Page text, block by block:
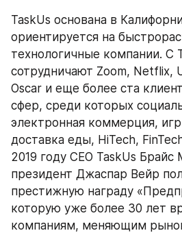
TaskUs основана в
ориентируется на
технологичные компании. С
сотрудничают Zoom, Netflix,
Oscar и еще более ста
сфер, среди которых
электронная коммерция,
доставка еды, HiTech,
2019 году CEO TaskUs
президент Джаспар Вейр
престижную награду
которую уже более 30 лет
компаниям, меняющим